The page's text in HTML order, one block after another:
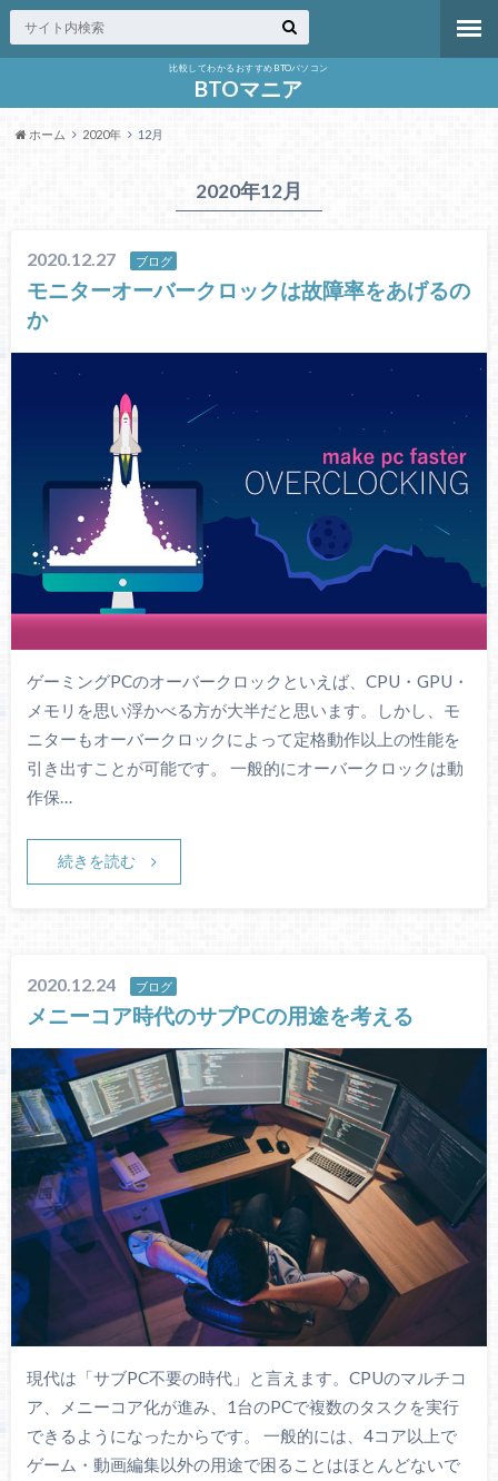
比較してわかるおすすめBTOパソコン
BTOマニア
ホーム 2020年 12月
2020年12月
2020.12.27 ブログ
モニターオーバークロックは故障率をあげるの
か
ゲーミングPCのオーバークロックといえば、CPU・GPU・
メモリを思い浮かべる方が大半だと思います。しかし、モ
ニターもオーバークロックによって定格動作以上の性能を
引き出すことが可能です。 一般的にオーバークロックは動
作保…
続きを読む
2020.12.24 ブログ
メニーコア時代のサブPCの用途を考える
現代は「サブPC不要の時代」と言えます。CPUのマルチコ
ア、メニーコア化が進み、1台のPCで複数のタスクを実行
できるようになったからです。 一般的には、4コア以上で
ゲーム・動画編集以外の用途で困ることはほとんどないで